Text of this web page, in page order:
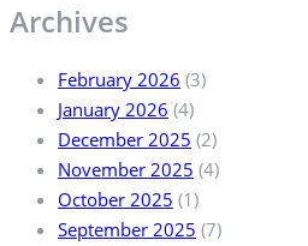
Archives
February 2026 (3)
January 2026 (4)
December 2025 (2)
November 2025 (4)
October 2025 (1)
September 2025 (7)